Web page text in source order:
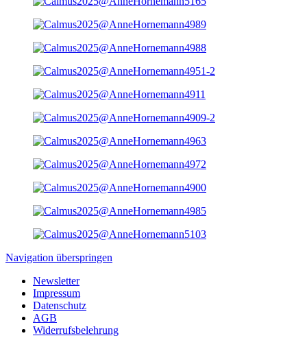
Navigation überspringen
Newsletter
Impressum
Datenschutz
AGB
Widerrufsbelehrung